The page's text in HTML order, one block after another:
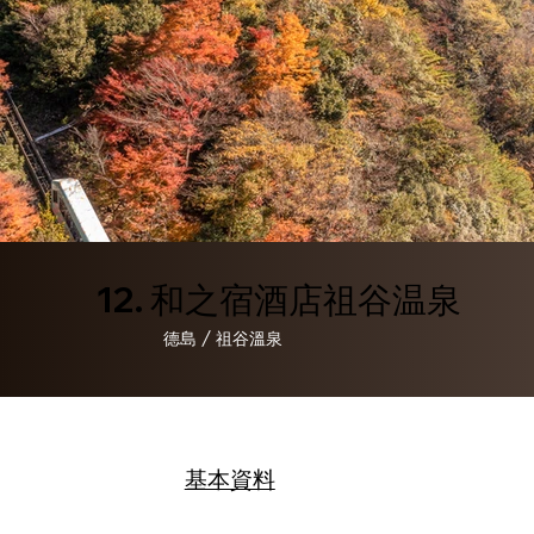
12. 和之宿酒店祖谷温泉
德島 / 祖谷溫泉
基本資料